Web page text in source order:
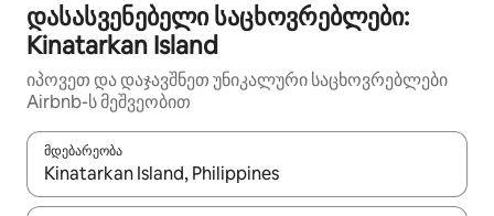
დასასვენებელი საცხოვრებლები:
Kinatarkan Island
იპოვეთ და დაჯავშნეთ უნიკალური საცხოვრებლები
Airbnb-ს მეშვეობით
მდებარეობა
როცა შედეგები ხელმისაწვდომი გახდება, ნავიგაციისთვის